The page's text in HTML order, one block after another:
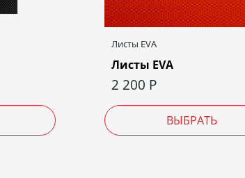
Листы EVA
Листы EVA
2 200 Р
ВЫБРАТЬ